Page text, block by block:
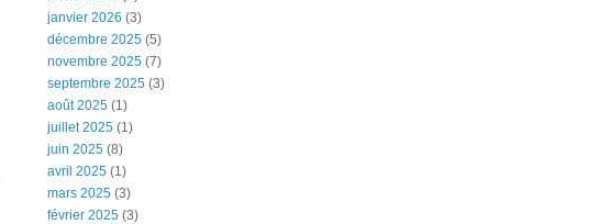
janvier 2026 (3)
décembre 2025 (5)
novembre 2025 (7)
septembre 2025 (3)
août 2025 (1)
juillet 2025 (1)
juin 2025 (8)
avril 2025 (1)
mars 2025 (3)
février 2025 (3)